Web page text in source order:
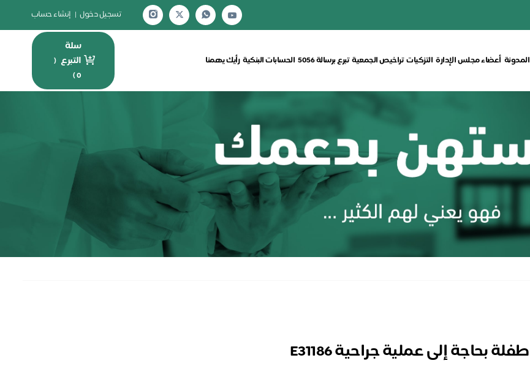
تسجيل دخول | إنشاء حساب
المدونة أعضاء مجلس الإدارة التزكيات تراخيص الجمعية تبرع برسالة 5056 الحسابات البنكية رأيك يهمنا
سلة
التبرع (
0
)
طفلة بحاجة إلى عملية جراحية E31186